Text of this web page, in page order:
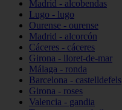
Madrid - alcobendas
Lugo - lugo
Ourense - ourense
Madrid - alcorcón
Cáceres - cáceres
Girona - lloret-de-mar
Málaga - ronda
Barcelona - castelldefels
Girona - roses
Valencia - gandia